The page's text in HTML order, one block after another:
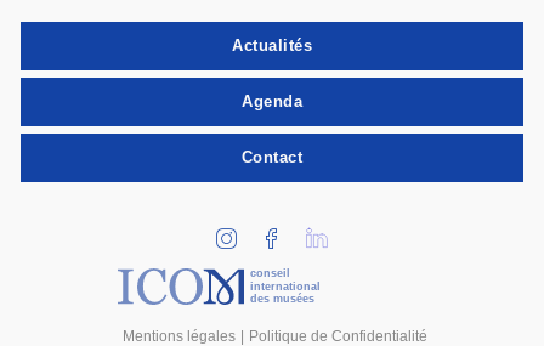
Actualités
Agenda
Contact
conseil
international
des musées
Mentions légales Politique de Confidentialité